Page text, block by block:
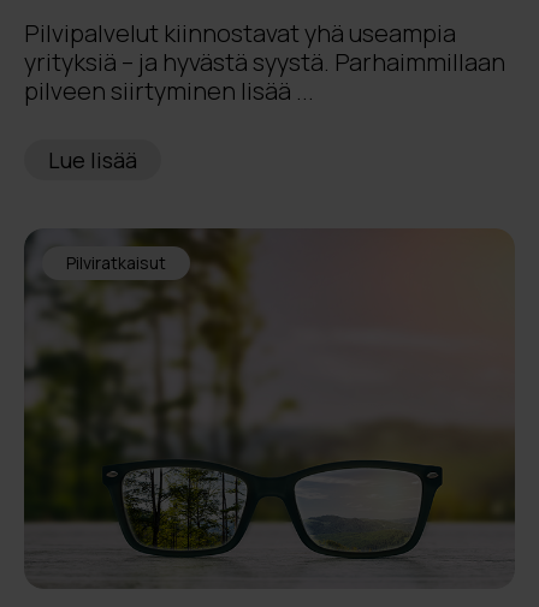
Pilvipalvelut kiinnostavat yhä useampia
yrityksiä – ja hyvästä syystä. Parhaimmillaan
pilveen siirtyminen lisää ...
Lue lisää
Pilviratkaisut